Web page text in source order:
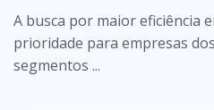
A busca por maior eficiência
prioridade para empresas
segmentos ...